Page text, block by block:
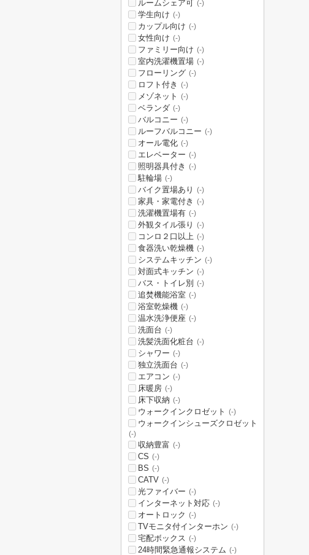
ルームシェア可 (-)
学生向け (-)
カップル向け (-)
女性向け (-)
ファミリー向け (-)
室内洗濯機置場 (-)
フローリング (-)
ロフト付き (-)
メゾネット (-)
ベランダ (-)
バルコニー (-)
ルーフバルコニー (-)
オール電化 (-)
エレベーター (-)
照明器具付き (-)
駐輪場 (-)
バイク置場あり (-)
家具・家電付き (-)
洗濯機置場有 (-)
外観タイル張り (-)
コンロ２口以上 (-)
食器洗い乾燥機 (-)
システムキッチン (-)
対面式キッチン (-)
バス・トイレ別 (-)
追焚機能浴室 (-)
浴室乾燥機 (-)
温水洗浄便座 (-)
洗面台 (-)
洗髪洗面化粧台 (-)
シャワー (-)
独立洗面台 (-)
エアコン (-)
床暖房 (-)
床下収納 (-)
ウォークインクロゼット (-)
ウォークインシューズクロゼット
(-)
収納豊富 (-)
CS (-)
BS (-)
CATV (-)
光ファイバー (-)
インターネット対応 (-)
オートロック (-)
TVモニタ付インターホン (-)
宅配ボックス (-)
24時間緊急通報システム (-)